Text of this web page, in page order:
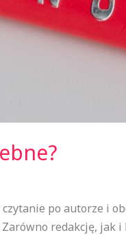
po autorze i
redakcję, jak